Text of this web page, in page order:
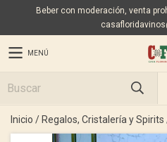
Beber con moderación, venta
MENÚ
Inicio / Regalos, Cristalería y Spirits